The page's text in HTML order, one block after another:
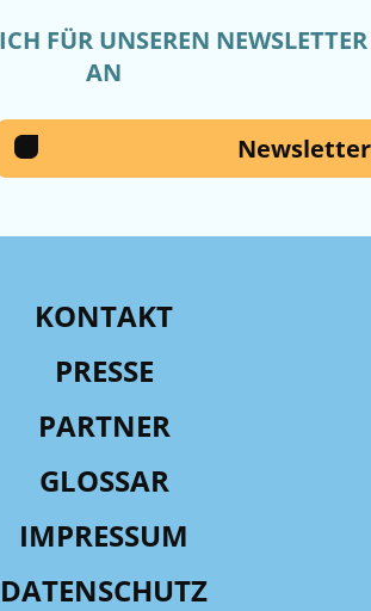
FÜR UNSEREN NEWSLETTER
AN
Newsletter
KONTAKT
PRESSE
PARTNER
GLOSSAR
IMPRESSUM
DATENSCHUTZ